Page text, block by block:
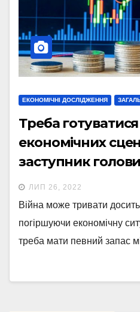
ЕКОНОМІЧНІ ДОСЛІДЖЕННЯ
Треба
економічних
заступник
президент KSE
ЛИП 26, 2022
Війна може тривати
погіршуючи економічну
треба мати певний запас